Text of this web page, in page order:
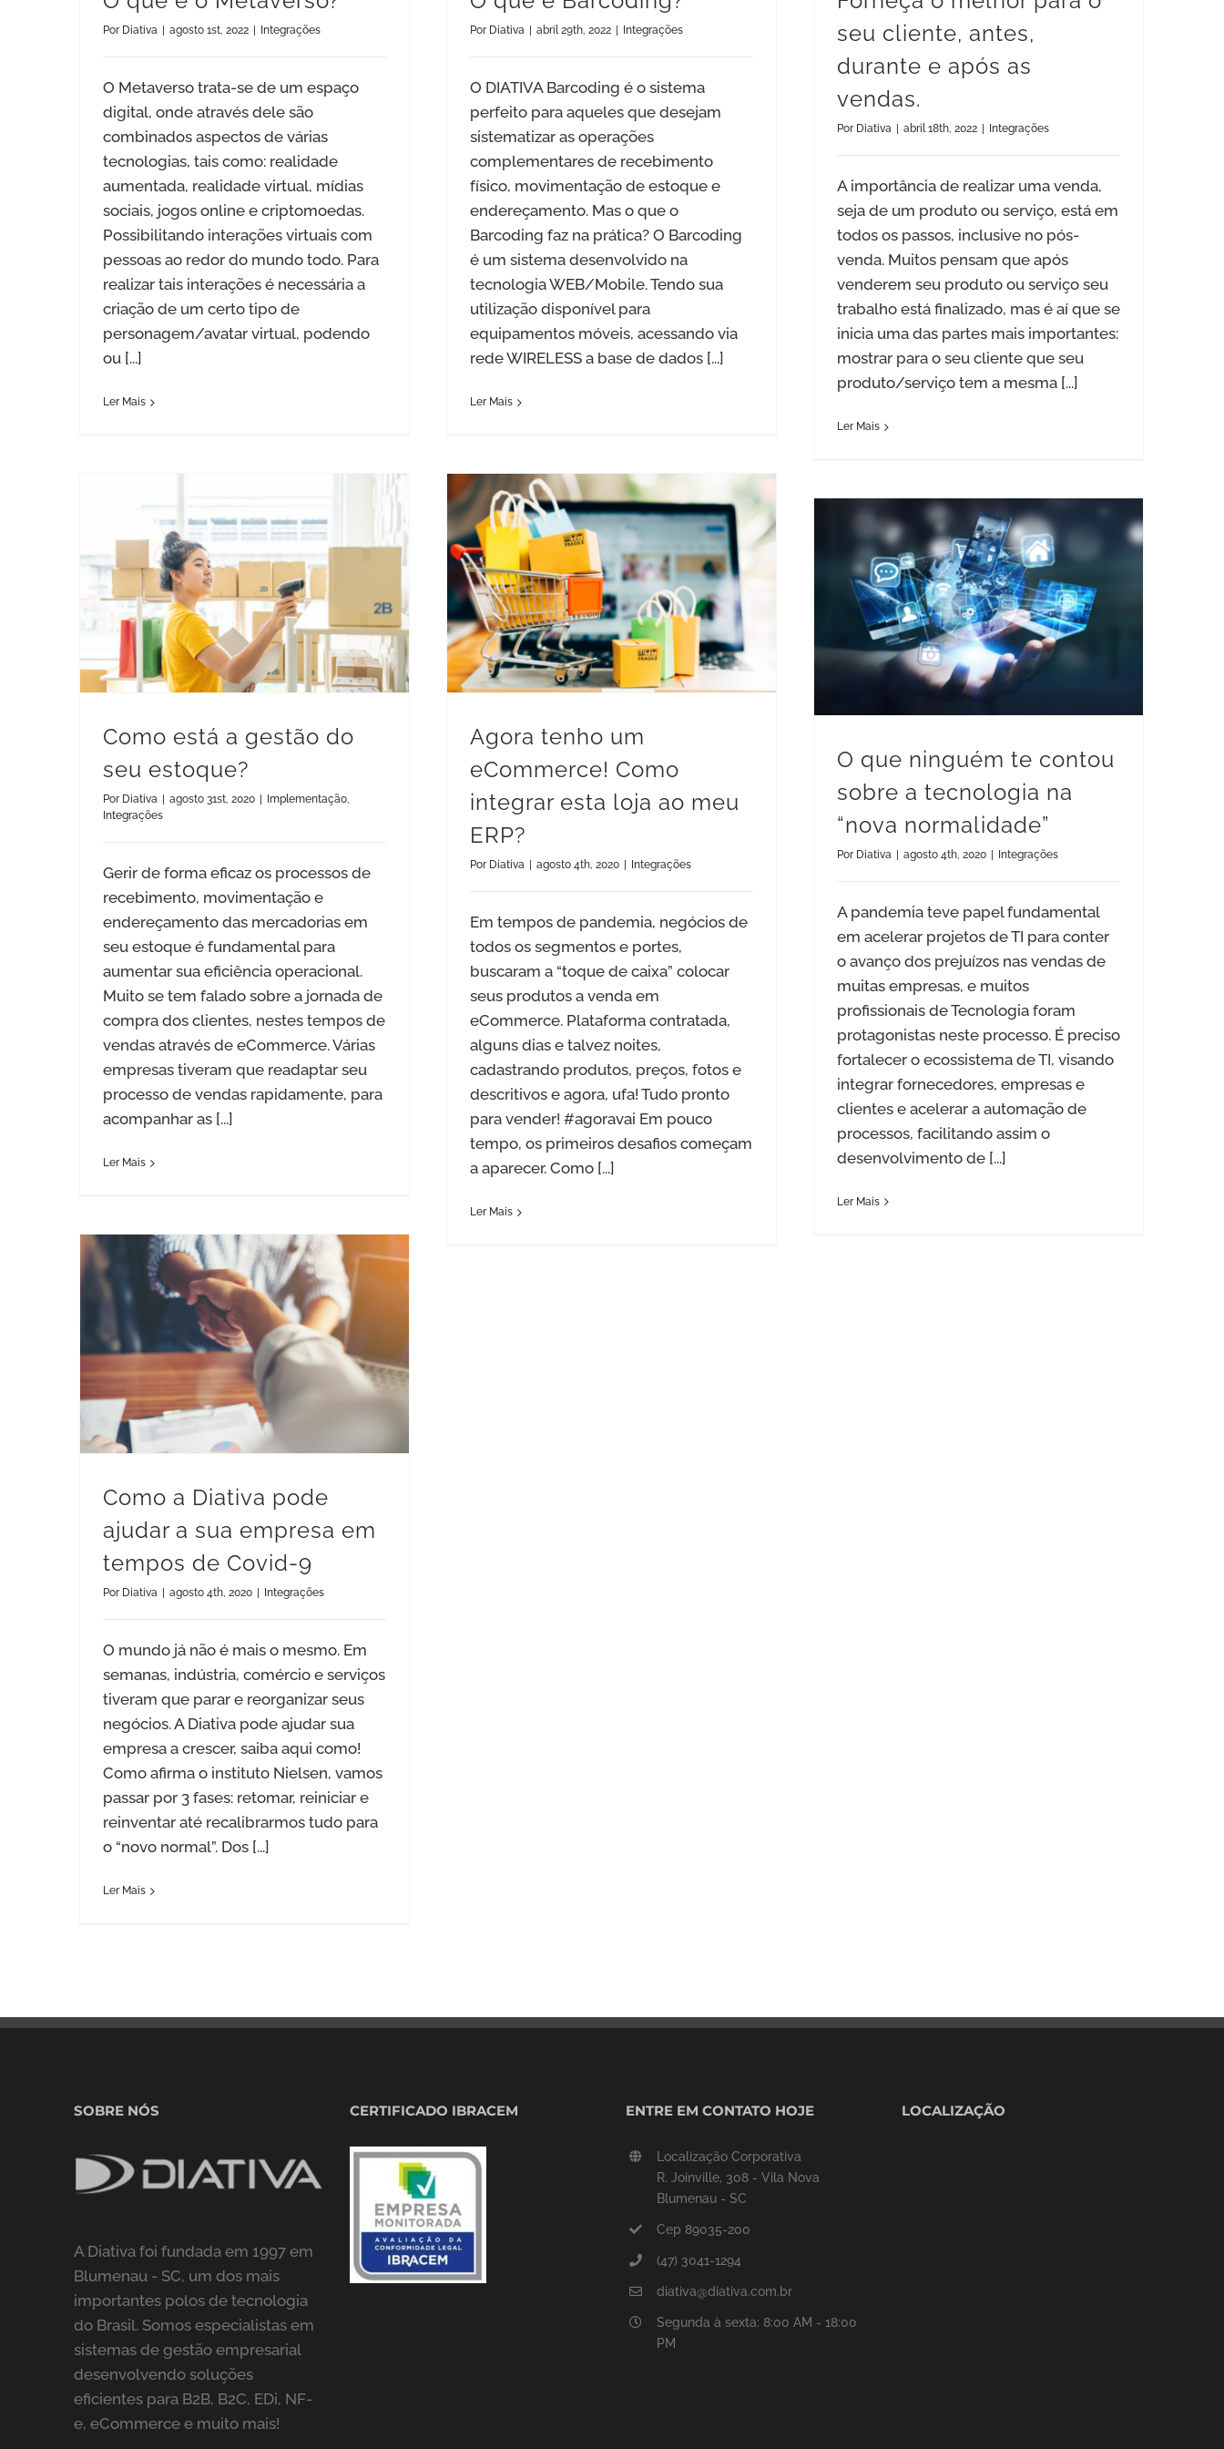
Por Diativa agosto 1st, 2022 Integrações
O Metaverso trata-se de um espaço
digital, onde através dele são
combinados aspectos de várias
tecnologias, tais como: realidade
aumentada, realidade virtual, mídias
sociais, jogos online e criptomoedas.
Possibilitando interações virtuais com
pessoas ao redor do mundo todo. Para
realizar tais interações é necessária a
criação de um certo tipo de
personagem/avatar virtual, podendo
ou [...]
Ler Mais
Por Diativa abril 29th, 2022 Integrações
O DIATIVA Barcoding é o sistema
perfeito para aqueles que desejam
sistematizar as operações
complementares de recebimento
físico, movimentação de estoque e
endereçamento. Mas o que o
Barcoding faz na prática? O Barcoding
é um sistema desenvolvido na
tecnologia WEB/Mobile. Tendo sua
utilização disponível para
equipamentos móveis, acessando via
rede WIRELESS a base de dados [...]
Ler Mais
seu cliente, antes,
durante e após as
vendas.
Por Diativa abril 18th, 2022 Integrações
A importância de realizar uma venda,
seja de um produto ou serviço, está em
todos os passos, inclusive no pós-
venda. Muitos pensam que após
venderem seu produto ou serviço seu
trabalho está finalizado, mas é aí que se
inicia uma das partes mais importantes:
mostrar para o seu cliente que seu
produto/serviço tem a mesma [...]
Ler Mais
Como está a gestão do
seu estoque?
Por Diativa agosto 31st, 2020 Implementação,
Integrações
Gerir de forma eficaz os processos de
recebimento, movimentação e
endereçamento das mercadorias em
seu estoque é fundamental para
aumentar sua eficiência operacional.
Muito se tem falado sobre a jornada de
compra dos clientes, nestes tempos de
vendas através de eCommerce. Várias
empresas tiveram que readaptar seu
processo de vendas rapidamente, para
acompanhar as [...]
Ler Mais
Agora tenho um
eCommerce! Como
integrar esta loja ao meu
ERP?
Por Diativa agosto 4th, 2020 Integrações
Em tempos de pandemia, negócios de
todos os segmentos e portes,
buscaram a “toque de caixa” colocar
seus produtos a venda em
eCommerce. Plataforma contratada,
alguns dias e talvez noites,
cadastrando produtos, preços, fotos e
descritivos e agora, ufa! Tudo pronto
para vender! #agoravai Em pouco
tempo, os primeiros desafios começam
a aparecer. Como [...]
Ler Mais
O que ninguém te contou
sobre a tecnologia na
“nova normalidade”
Por Diativa | agosto 4th, 2020 | Integrações
A pandemia teve papel fundamental
em acelerar projetos de TI para conter
o avanço dos prejuízos nas vendas de
muitas empresas, e muitos
profissionais de Tecnologia foram
protagonistas neste processo. É preciso
fortalecer o ecossistema de TI, visando
integrar fornecedores, empresas e
clientes e acelerar a automação de
processos, facilitando assim o
desenvolvimento de [...]
Ler Mais
Como a Diativa pode
ajudar a sua empresa em
tempos de Covid-9
Por Diativa agosto 4th, 2020 Integrações
O mundo já não é mais o mesmo. Em
semanas, indústria, comércio e serviços
tiveram que parar e reorganizar seus
negócios. A Diativa pode ajudar sua
empresa a crescer, saiba aqui como!
Como afirma o instituto Nielsen, vamos
passar por 3 fases: retomar, reiniciar e
reinventar até recalibrarmos tudo para
o “novo normal”. Dos [...]
Ler Mais
SOBRE NÓS
A Diativa foi fundada em 1997 em
Blumenau - SC, um dos mais
importantes polos de tecnologia
do Brasil. Somos especialistas em
sistemas de gestão empresarial
desenvolvendo soluções
eficientes para B2B, B2C, EDi, NF-
e, eCommerce e muito mais!
CERTIFICADO IBRACEM ENTRE EM CONTATO HOJE
Localização Corporativa
R. Joinville, 308 - Vila Nova
Blumenau - SC
Cep 89035-200
(47) 3041-1294
diativa@diativa.com.br
Segunda à sexta: 8:00 AM - 18:00
PM
LOCALIZAÇÃO